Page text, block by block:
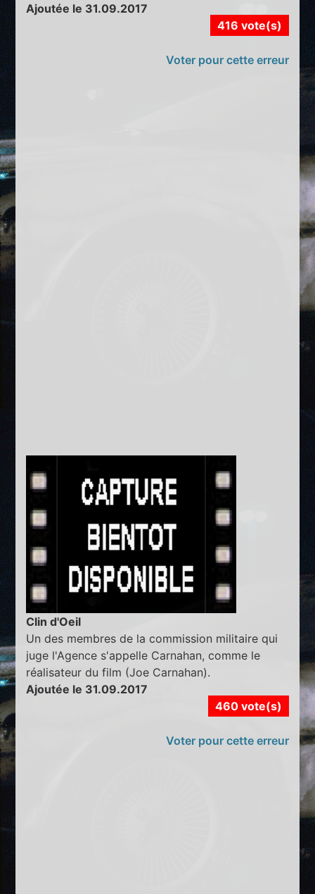
Ajoutée le 31.09.2017
416 vote(s)
Voter pour cette erreur
Clin d'Oeil
Un des membres de la commission militaire qui
juge l'Agence s'appelle Carnahan, comme le
réalisateur du film (Joe Carnahan).
Ajoutée le 31.09.2017
460 vote(s)
Voter pour cette erreur